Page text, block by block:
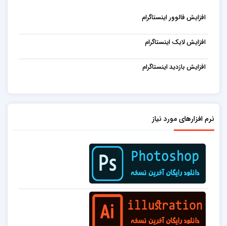
افزایش فالوور اینستاگرام
افزایش لایک اینستاگرام
افزایش بازدید اینستاگرام
نرم افزارهای مورد نیاز